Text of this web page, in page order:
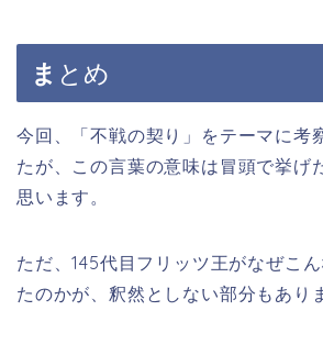
ま とめ
今回、「不戦の契り」をテーマに考
たが、この言葉の意味は冒頭で挙げ
思います。
ただ、145代目フリッツ王がなぜこ
たのかが、釈然としない部分もあり